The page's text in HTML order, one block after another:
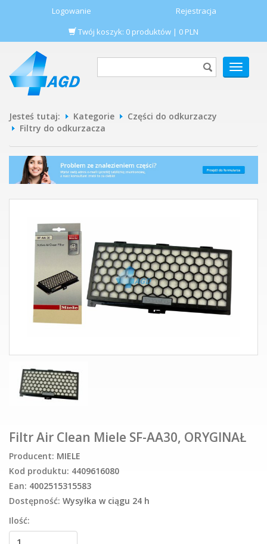
Logowanie
Rejestracja
Twój koszyk: 0 produktów | 0 PLN
POKAŻ
MENU
Jesteś tutaj: Kategorie
Części do odkurzaczy
Filtry do odkurzacza
Filtr Air Clean Miele SF-AA30, ORYGINAŁ
Producent: MIELE
Kod produktu: 4409616080
Ean: 4002515315583
Dostępność: Wysyłka w ciągu 24 h
Ilość: